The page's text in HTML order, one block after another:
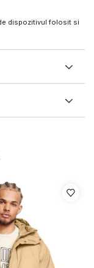
dispozitivul folosit si